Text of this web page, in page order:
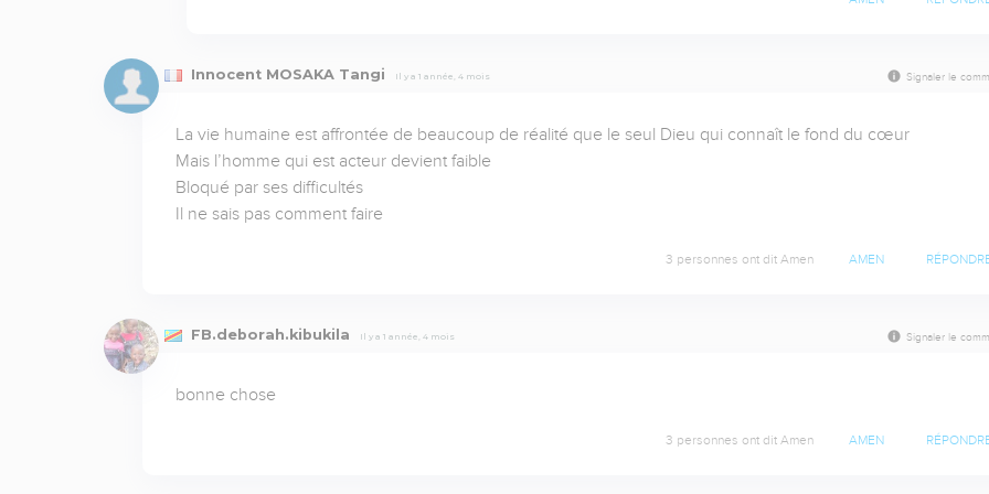
Innocent MOSAKA Tangi Il y a 1 année, 4 mois Signaler le
La vie humaine est affrontée de beaucoup de réalité que le seul Dieu qui connaît le fond du cœur
Mais l’homme qui est acteur devient faible
Bloqué par ses difficultés
Il ne sais pas comment faire
3 personnes ont dit Amen AMEN
FB.deborah.kibukila Il y a 1 année, 4 mois Signaler le
bonne chose
3 personnes ont dit Amen AMEN